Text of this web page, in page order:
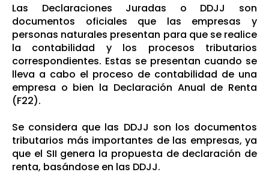
Las Declaraciones Juradas o DDJJ son
documentos oficiales que las empresas y
personas naturales presentan para que se realice
la contabilidad y los procesos tributarios
correspondientes. Estas se presentan cuando se
lleva a cabo el proceso de contabilidad de una
empresa o bien la Declaración Anual de Renta
(F22).
Se considera que las DDJJ son los documentos
tributarios más importantes de las empresas, ya
que el SII genera la propuesta de declaración de
renta, basándose en las DDJJ.